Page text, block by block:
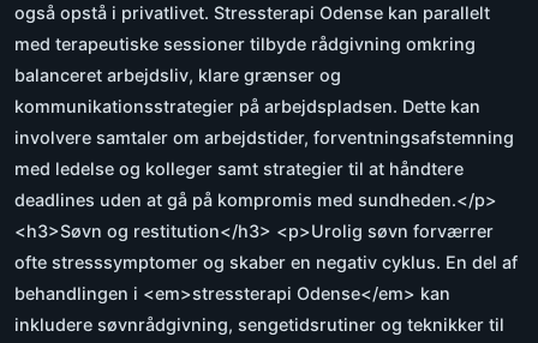
også opstå i privatlivet. Stressterapi Odense kan parallelt
med terapeutiske sessioner tilbyde rådgivning omkring
balanceret arbejdsliv, klare grænser og
kommunikationsstrategier på arbejdspladsen. Dette kan
involvere samtaler om arbejdstider, forventningsafstemning
med ledelse og kolleger samt strategier til at håndtere
deadlines uden at gå på kompromis med sundheden.</p>
<h3>Søvn og restitution</h3> <p>Urolig søvn forværrer
ofte stresssymptomer og skaber en negativ cyklus. En del af
behandlingen i <em>stressterapi Odense</em> kan
inkludere søvnrådgivning, sengetidsrutiner og teknikker til